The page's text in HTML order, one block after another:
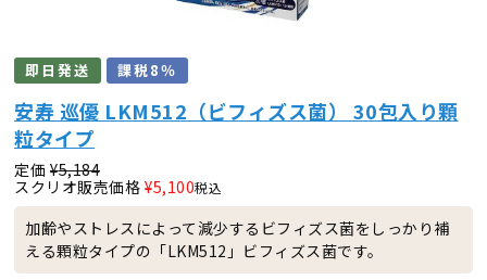
即日発送 課税8％
安寿 巡優 LKM512（ビフィズス菌） 30包入り顆
粒タイプ
定価 ¥5,184
スクリオ販売価格 ¥5,100税込
加齢やストレスによって減少するビフィズス菌をしっかり補
える顆粒タイプの「LKM512」ビフィズス菌です。